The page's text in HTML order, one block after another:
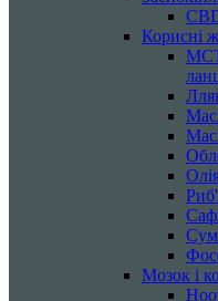
Корисні
Мозок і